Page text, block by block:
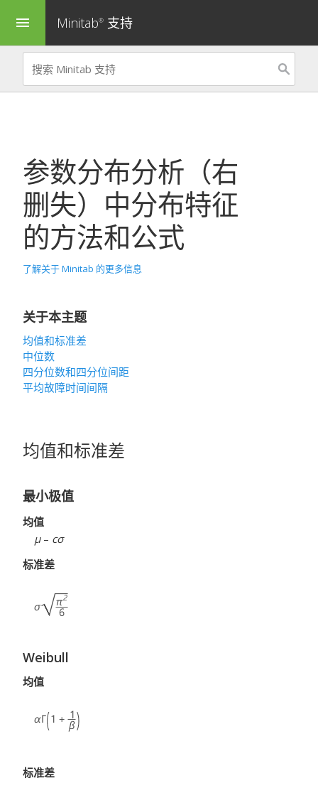
menu Minitab® 支持
参数分布分析（右
删失） 中分布特征
的方法和公式
了解关于 Minitab 的更多信息
关于本主题
均值和标准差
中位数
四分位数和四分位间距
平均故障时间间隔
均值和标准差
最小极值
均值
μ– cσ
标准差
Weibull
均值
标准差